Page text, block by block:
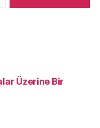
Üzerine Bir